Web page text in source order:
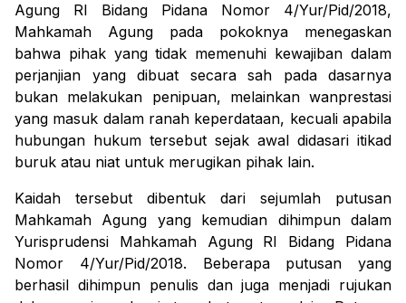
Agung RI Bidang Pidana Nomor 4/Yur/Pid/2018,
Mahkamah Agung pada pokoknya menegaskan
bahwa pihak yang tidak memenuhi kewajiban dalam
perjanjian yang dibuat secara sah pada dasarnya
bukan melakukan penipuan, melainkan wanprestasi
yang masuk dalam ranah keperdataan, kecuali apabila
hubungan hukum tersebut sejak awal didasari itikad
buruk atau niat untuk merugikan pihak lain.
Kaidah tersebut dibentuk dari sejumlah putusan
Mahkamah Agung yang kemudian dihimpun dalam
Yurisprudensi Mahkamah Agung RI Bidang Pidana
Nomor 4/Yur/Pid/2018. Beberapa putusan yang
berhasil dihimpun penulis dan juga menjadi rujukan